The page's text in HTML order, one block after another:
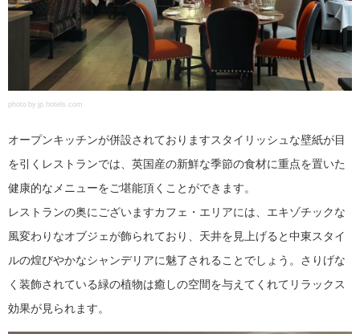
photo by jp.hotels.com
オープンキッチンが併設されておりますスタイリッシュな壁紙が目
を引くレストランでは、英国産の新鮮な季節の食材に重点を置いた
健康的なメニューをご堪能頂くことができます。
レストランの奥にございますカフェ・エリアには、エキゾチックな
風変わりなオブジェが飾られており、天井を見上げると中東スタイ
ルの煌びやかなシャンデリアに魅了されることでしょう。さりげな
く装飾されている緑の植物は癒しの空間を与えてくれてリラックス
効果が見られます。